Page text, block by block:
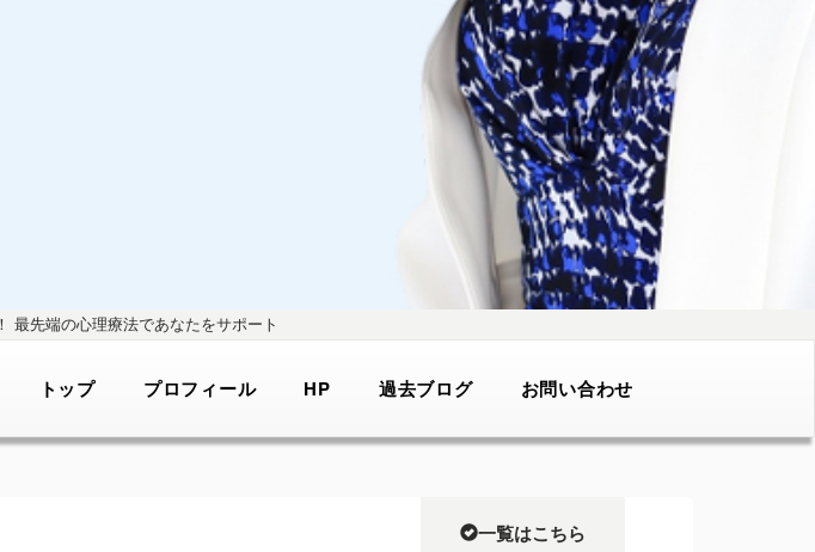
最先端の心理療法であなたをサポート
トップ プロフィール HP 過去ブログ お問い合わせ
一覧はこちら